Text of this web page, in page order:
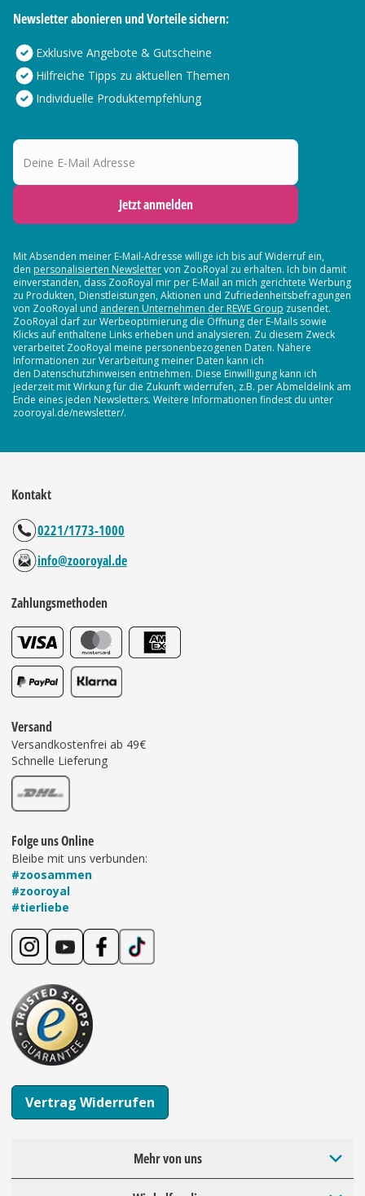
Newsletter abonieren und Vorteile sichern:
Exklusive Angebote & Gutscheine
Hilfreiche Tipps zu aktuellen Themen
Individuelle Produktempfehlung
Deine E-Mail Adresse
Jetzt anmelden
Mit Absenden meiner E-Mail-Adresse willige ich bis auf Widerruf ein,
den personalisierten Newslettervon ZooRoyal zu erhalten. Ich bin damit
einverstanden, dass ZooRoyal mir per E-Mail an mich gerichtete Werbung
zu Produkten, Dienstleistungen, Aktionen und Zufriedenheitsbefragungen
von ZooRoyal und anderen Unternehmen der REWE Group zusendet.
ZooRoyal darf zur Werbeoptimierung die Öffnung der E-Mails sowie
Klicks auf enthaltene Links erheben und analysieren. Zu diesem Zweck
verarbeitet ZooRoyal meine personenbezogenen Daten. Nähere
Informationen zur Verarbeitung meiner Daten kann ich
den Datenschutzhinweisen entnehmen. Diese Einwilligung kann ich
jederzeit mit Wirkung für die Zukunft widerrufen, z.B. per Abmeldelink am
Ende eines jeden Newsletters. Weitere Informationen findest du unter
zooroyal.de/newsletter/.
Kontakt
0221/1773-1000
info@zooroyal.de
Zahlungsmethoden
Versand
Versandkostenfrei ab 49€
Schnelle Lieferung
Folge uns Online
Bleibe mit uns verbunden:
#zoosammen
#zooroyal
#tierliebe
Vertrag Widerrufen
Mehr von uns